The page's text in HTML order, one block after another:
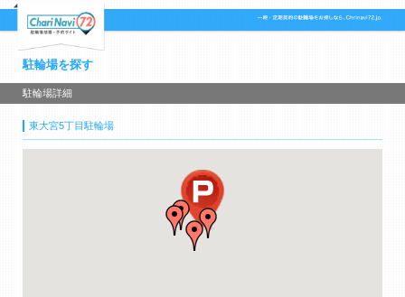
駐輪場を探す
駐輪場詳細
東大宮5丁目駐輪場